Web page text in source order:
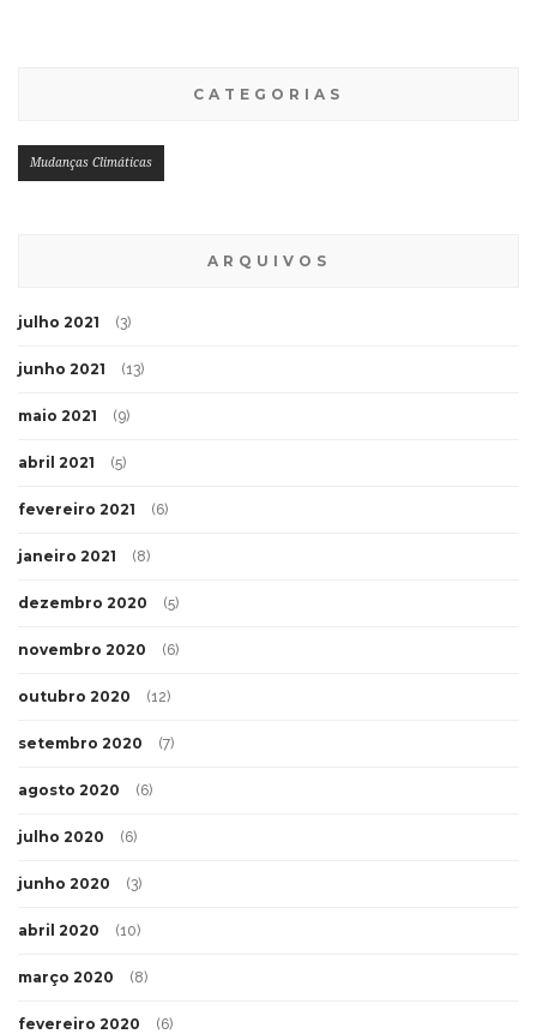
CATEGORIAS
Mudanças Climáticas
ARQUIVOS
julho 2021 (3)
junho 2021 (13)
maio 2021 (9)
abril 2021 (5)
fevereiro 2021 (6)
janeiro 2021 (8)
dezembro 2020 (5)
novembro 2020 (6)
outubro 2020 (12)
setembro 2020 (7)
agosto 2020 (6)
julho 2020 (6)
junho 2020 (3)
abril 2020 (10)
março 2020 (8)
fevereiro 2020 (6)